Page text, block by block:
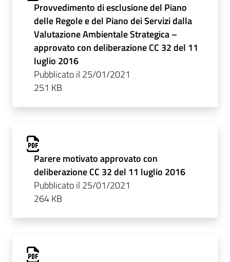
Provvedimento di esclusione del Piano
delle Regole e del Piano dei Servizi dalla
Valutazione Ambientale Strategica –
approvato con deliberazione CC 32 del 11
luglio 2016
Pubblicato il 25/01/2021
251 KB
Parere motivato approvato con
deliberazione CC 32 del 11 luglio 2016
Pubblicato il 25/01/2021
264 KB